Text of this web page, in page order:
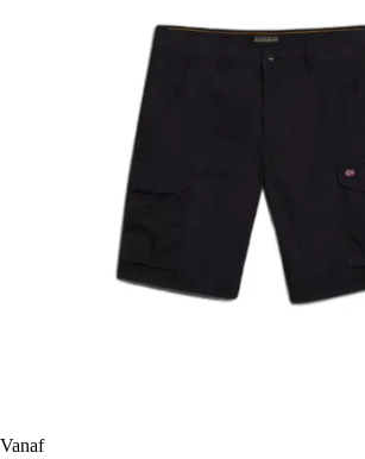
Vanaf